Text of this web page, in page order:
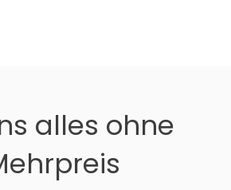
alles ohne